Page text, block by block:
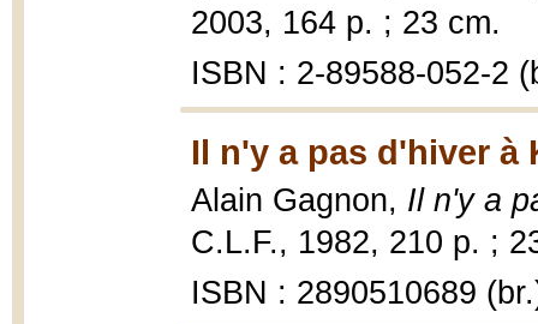
2003, 164 p. ; 23 cm.
ISBN : 2-89588-052-2
Il n'y a pas d'hiver à
Alain Gagnon, Il n'y a
C.L.F., 1982, 210 p. ;
ISBN : 2890510689